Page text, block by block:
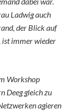
Ladwig auch
der Blick auf
ist immer wieder
Workshop
Deeg gleich zu
agieren